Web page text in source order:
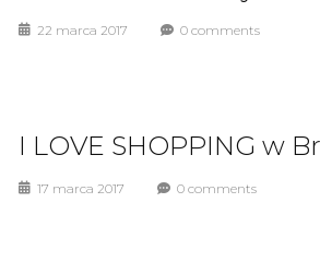
22 marca 2017 0 comments
I LOVE SHOPPING w
17 marca 2017 0 comments